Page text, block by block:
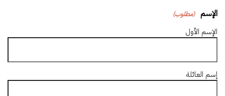
الإسم (مطلوب)
الإسم الأول
إسم العائلة